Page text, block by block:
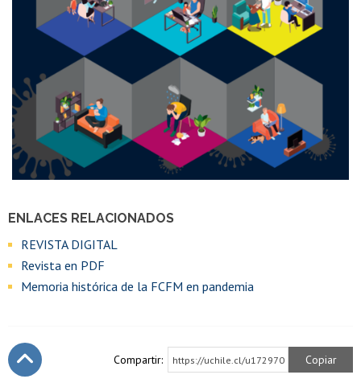
ENLACES RELACIONADOS
REVISTA DIGITAL
Revista en PDF
Memoria histórica de la FCFM en pandemia
Compartir: https://uchile.cl/u172970 Copiar